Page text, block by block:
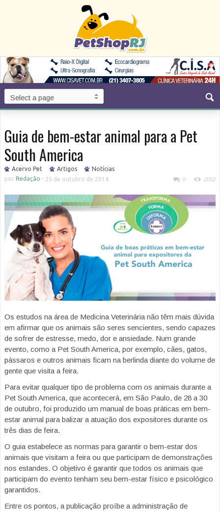
Guia de bem-estar animal para a Pet
South America
Acervo Pet Artigos
Notícias
por Redação - 25 de outubro de 2014 0 2052
Os estudos na área de Medicina Veterinária não têm mais dúvida
em afirmar que os animais são seres sencientes, sendo capazes
de sofrer de estresse, medo, dor e ansiedade. Num grande
evento, como a Pet South America, por exemplo, cães, gatos,
pássaros e outros animais ficam na berlinda diante do volume de
gente que visita a feira.
Para evitar qualquer tipo de problema com os animais durante a
Pet South America, que acontecerá, em São Paulo, de 28 a 30
de outubro, foi produzido um manual de boas práticas em bem-
estar animal para balizar a atuação dos expositores durante os
três dias de feira.
O guia estabelece as normas para garantir o bem-estar dos
animais que visitam a feira ou que participam de demonstrações
nos estandes. O objetivo é garantir que todos os animais que
participam do evento tenham seu bem-estar físico e psicológico
garantidos.
Entre os pontos, a publicação proíbe a administração de